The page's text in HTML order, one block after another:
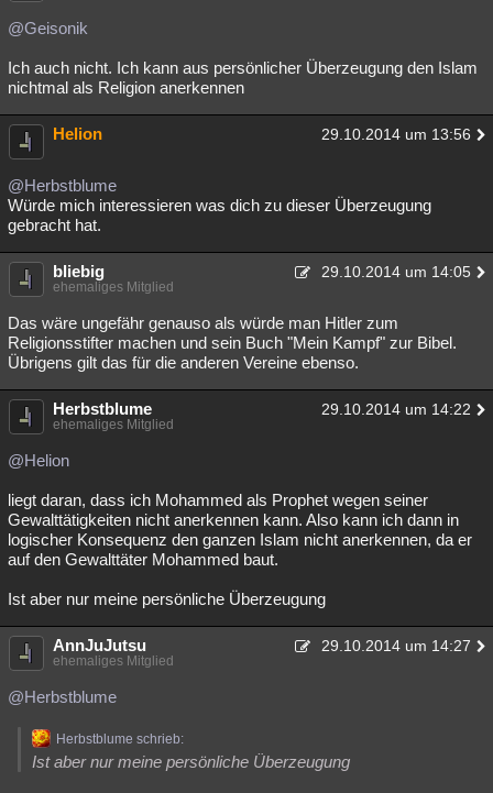
@Geisonik
Ich auch nicht. Ich kann aus persönlicher Überzeugung den Islam
nichtmal als Religion anerkennen
Helion 29.10.2014 um 13:56
@Herbstblume
Würde mich interessieren was dich zu dieser Überzeugung
gebracht hat.
bliebig 29.10.2014 um 14:05
ehemaliges Mitglied
Das wäre ungefähr genauso als würde man Hitler zum
Religionsstifter machen und sein Buch "Mein Kampf" zur Bibel.
Übrigens gilt das für die anderen Vereine ebenso.
Herbstblume 29.10.2014 um 14:22
ehemaliges Mitglied
@Helion
liegt daran, dass ich Mohammed als Prophet wegen seiner
Gewalttätigkeiten nicht anerkennen kann. Also kann ich dann in
logischer Konsequenz den ganzen Islam nicht anerkennen, da er
auf den Gewalttäter Mohammed baut.
Ist aber nur meine persönliche Überzeugung
AnnJuJutsu 29.10.2014 um 14:27
ehemaliges Mitglied
@Herbstblume
Herbstblume schrieb:
Ist aber nur meine persönliche Überzeugung